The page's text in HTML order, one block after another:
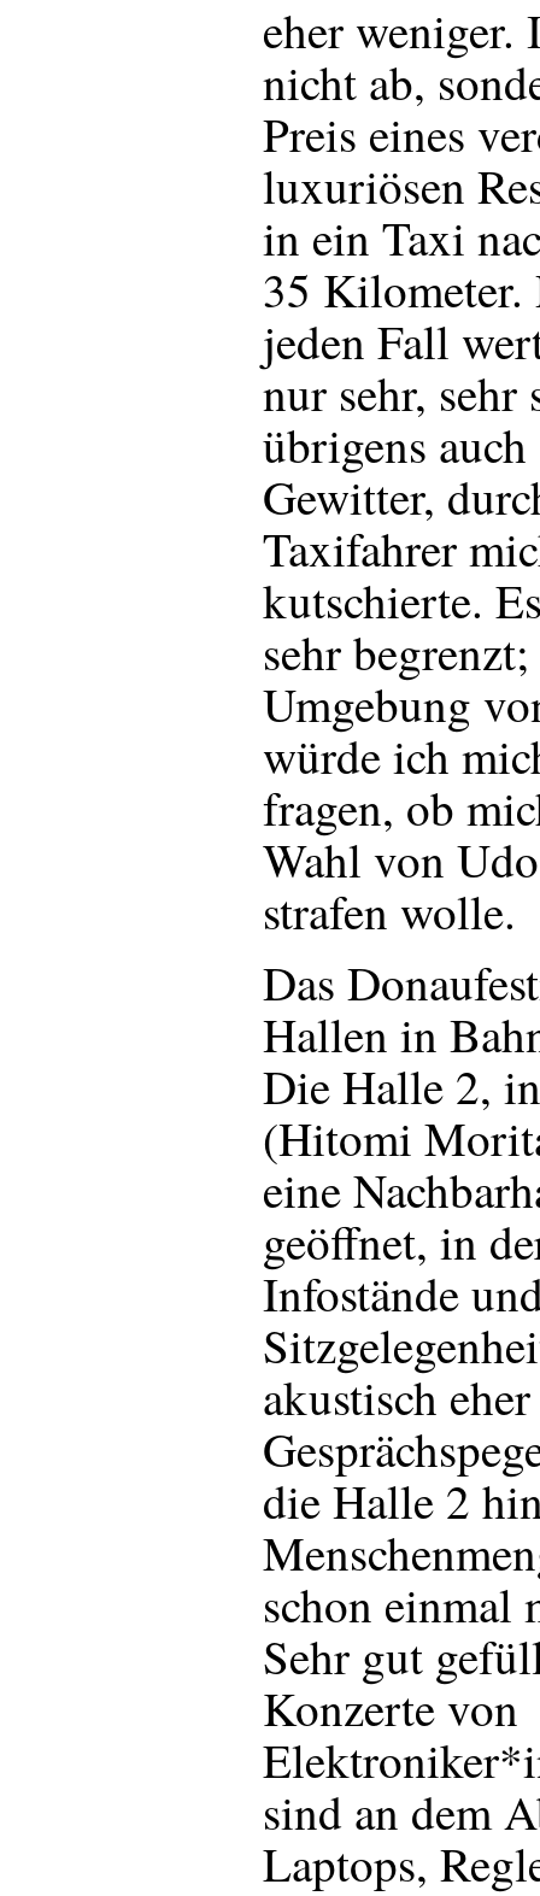
eher weniger.
nicht ab,
Preis eines
luxuriösen
in ein Taxi
35 Kilometer.
jeden Fall
nur sehr, sehr
übrigens
Gewitter,
Taxifahrer
kutschierte.
sehr
Umgebung
würde ich
fragen, ob
Wahl von
strafen wolle.
Das
Hallen in
Die Halle 2,
(Hitomi
eine
geöffnet, in
Infostände
akustisch
die Halle 2
schon einmal
Sehr gut
Konzerte von
sind an dem
Laptops,